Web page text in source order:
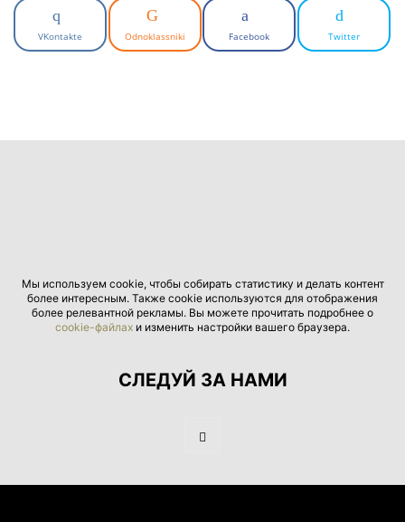
VKontakte Odnoklassniki Facebook Twitter
Мы используем cookie, чтобы собирать статистику и делать контент
более интересным. Также cookie используются для отображения
более релевантной рекламы. Вы можете прочитать подробнее о
cookie-файлах и изменить настройки вашего браузера.
СЛЕДУЙ ЗА НАМИ